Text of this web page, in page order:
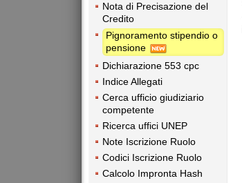
Nota di Precisazione del
Credito
Pignoramento stipendio o
pensione
Dichiarazione 553 cpc
Indice Allegati
Cerca ufficio giudiziario
competente
Ricerca uffici UNEP
Note Iscrizione Ruolo
Codici Iscrizione Ruolo
Calcolo Impronta Hash